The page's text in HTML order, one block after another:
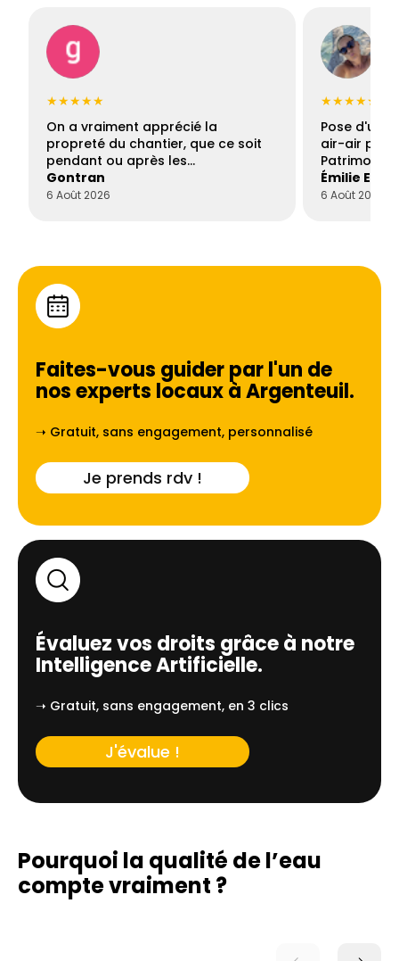
★★★★★
On a vraiment apprécié la
propreté du chantier, que ce soit
pendant ou après les…
Gontran
6 Août 2026
★★★★★
Pose d'une
air-air par
Patrimoine
Émilie
6 Août 2026
Faites-vous guider par l'un de
nos experts locaux àArgenteuil.
➝ Gratuit, sans engagement, personnalisé
Je prends rdv !
Évaluez vos droits grâce à notre
Intelligence Artificielle.
➝ Gratuit, sans engagement, en 3 clics
J'évalue !
Pourquoi la qualité de l’eau
compte vraiment ?